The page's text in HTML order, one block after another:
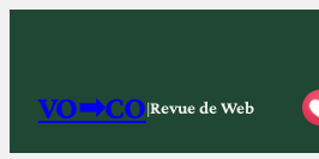
VO➡CO|Revue de Web